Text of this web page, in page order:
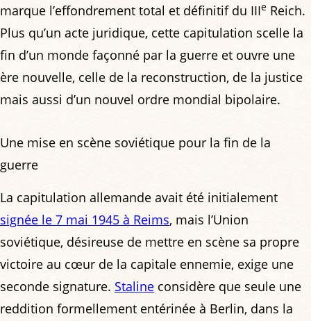
marque l’effondrement total et définitif du IIIe Reich.
Plus qu’un acte juridique, cette capitulation scelle la
fin d’un monde façonné par la guerre et ouvre une
ère nouvelle, celle de la reconstruction, de la justice
mais aussi d’un nouvel ordre mondial bipolaire.
Une mise en scène soviétique pour la fin de la
guerre
La capitulation allemande avait été initialement
signée le 7 mai 1945 à Reims, mais l’Union
soviétique, désireuse de mettre en scène sa propre
victoire au cœur de la capitale ennemie, exige une
seconde signature. Staline considère que seule une
reddition formellement entérinée à Berlin, dans la